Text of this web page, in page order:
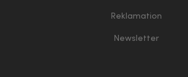
Reklamation
Newsletter